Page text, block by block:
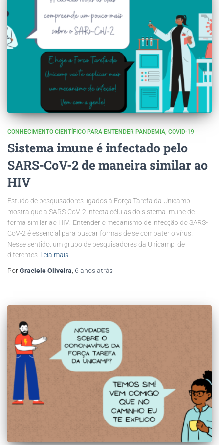
CONHECIMENTO CIENTÍFICO PARA ENTENDER PANDEMIA COVID-19
Sistema imune é infectado pelo
SARS-CoV-2 de maneira similar ao
HIV
Estudo de pesquisadores ligados à Força Tarefa da Unicamp
mostra que a SARS-CoV-2 infecta células do sistema imune de
forma similar ao HIV. Entender o mecanismo de infecção do SARS-
CoV-2 é essencial para buscar formas de se combater o vírus.
Nesse sentido, um grupo de pesquisadores da Unicamp, de
diferentes Leia mais
PorGraciele Oliveira 6 anosatrás